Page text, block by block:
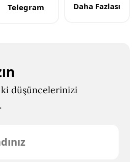
Telegram Daha Fazlası
düşüncelerinizi